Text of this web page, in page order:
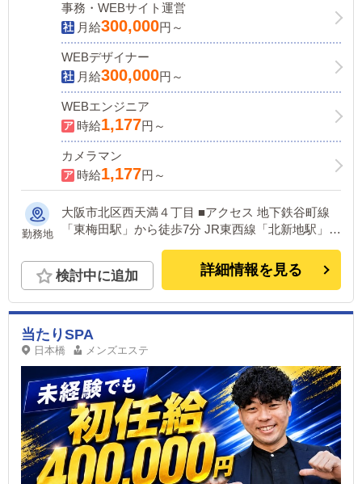
事務・WEBサイト運営
月給300,000円～
WEBデザイナー
月給300,000円～
WEBエンジニア
時給1,177円～
カメラマン
時給1,177円～
勤務地
大阪市北区西天満４丁目 ■アクセス 地下鉄谷町線
「東梅田駅」から徒歩7分 JR東西線「北新地駅」か
御堂筋線「梅田駅」から徒歩10分
検討中に追加 詳細情報を見る
当たりSPA
日本橋 メンズエステ